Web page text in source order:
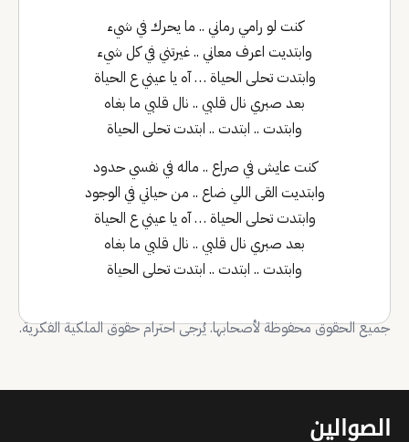
كنت لو رامي رماني .. ما يحرك في شيء
وابتديت اعرف معاني .. غيرتني في كل شيء
وابتدت تحلى الحياة … آه يا عيني ع الحياة
بعد صبري نال قلبي .. نال قلبي ما بغاه
وابتدت .. ابتدت .. ابتدت تحلى الحياة
كنت عايش في صراع .. ماله في نفسي حدود
وابتديت القى اللي ضاع .. من حياتي في الوجود
وابتدت تحلى الحياة … آه يا عيني ع الحياة
بعد صبري نال قلبي .. نال قلبي ما بغاه
وابتدت .. ابتدت .. ابتدت تحلى الحياة
جميع الحقوق محفوظة لأصحابها. يُرجى احترام حقوق الملكية الفكرية.
الصوالين